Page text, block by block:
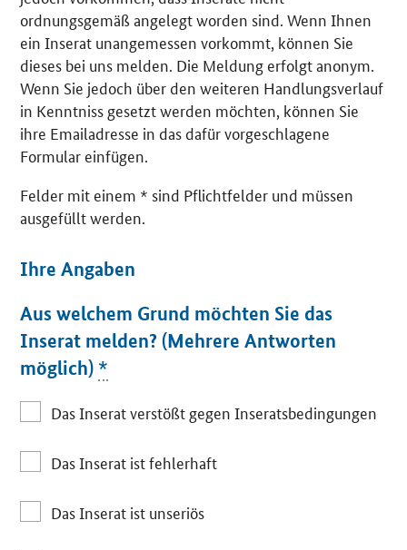
ordnungsgemäß angelegt worden sind. Wenn Ihnen
ein Inserat unangemessen vorkommt, können Sie
dieses bei uns melden. Die Meldung erfolgt anonym.
Wenn Sie jedoch über den weiteren Handlungsverlauf
in Kenntniss gesetzt werden möchten, können Sie
ihre Emailadresse in das dafür vorgeschlagene
Formular einfügen.
Felder mit einem * sind Pflichtfelder und müssen
ausgefüllt werden.
Ihre Angaben
Aus welchem Grund möchten Sie das
Inserat melden? (Mehrere Antworten
möglich) *
Das Inserat verstößt gegen Inseratsbedingungen
Das Inserat ist fehlerhaft
Das Inserat ist unseriös